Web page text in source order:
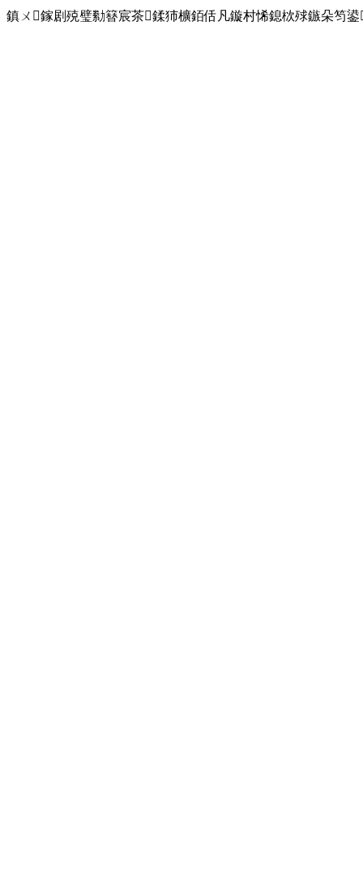
鎮ㄨ鎵剧殑璧勬簮宸茶鍒犻櫎銆佸凡鏇村悕鎴栨殏鏃朵笉